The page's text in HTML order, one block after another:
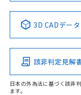
Pb
O
3D CADデータ
該非判定見解
日本の外為法に基づく該非
ます。